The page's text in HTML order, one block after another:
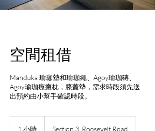
空間租借
Manduka 瑜珈墊和瑜珈繩、Agoy瑜珈磚、
Agoy瑜珈療癒枕，膝蓋墊，需求時段須先送
出預約由小幫手確認時段。
1 小時 Section 3, Roosevelt Road